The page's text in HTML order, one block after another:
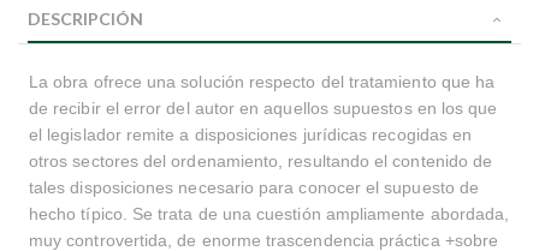
DESCRIPCIÓN
La obra ofrece una solución respecto del tratamiento que ha
de recibir el error del autor en aquellos supuestos en los que
el legislador remite a disposiciones jurídicas recogidas en
otros sectores del ordenamiento, resultando el contenido de
tales disposiciones necesario para conocer el supuesto de
hecho típico. Se trata de una cuestión ampliamente abordada,
muy controvertida, de enorme trascendencia práctica +sobre